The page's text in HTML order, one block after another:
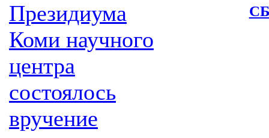
Президиума
Коми научного
центра
состоялось
вручение